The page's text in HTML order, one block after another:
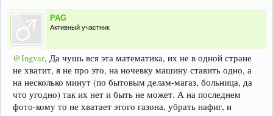
PAG
Активный участник
@Ingvar, Да чушь вся эта математика, их не в одной стране
не хватит, я не про это, на ночевку машину ставить одно, а
на несколько минут (по бытовым делам-магаз, больница, да
что угодно) так их нет и быть не может. А на последнем
фото-кому то не хватает этого газона, убрать нафиг, и